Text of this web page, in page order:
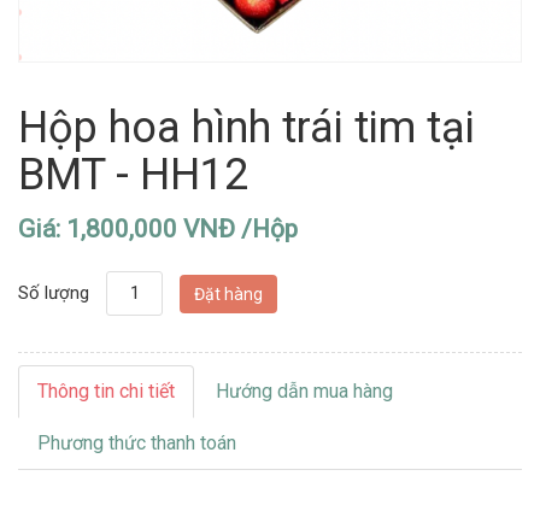
Hộp hoa hình trái tim tại
BMT - HH12
Giá: 1,800,000 VNĐ /Hộp
Số lượng
Thông tin chi tiết Hướng dẫn mua hàng
Phương thức thanh toán